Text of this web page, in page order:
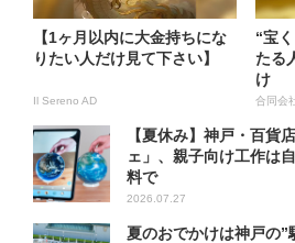
【1ヶ月以内に大金持ちにな
りたい人だけ見て下さい】
Il Sereno AD
“宝
たる
け
合同会
【夏休み】神戸・百貨
ェ」、親子向け工作は
料で
2026.07.27
夏のおでかけは神戸の”